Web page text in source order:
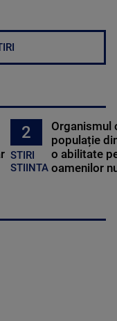
2
STIRI
STIINTA
Organismul
populație
o abilitate
oamenilor